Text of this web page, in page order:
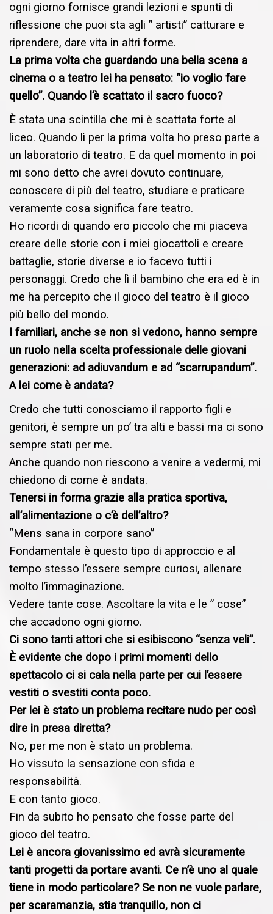
ogni giorno fornisce grandi lezioni e spunti di
riflessione che puoi sta agli ” artisti” catturare e
riprendere, dare vita in altri forme.
La prima volta che guardando una bella scena a
cinema o a teatro lei ha pensato: “io voglio fare
quello”. Quando l’è scattato il sacro fuoco?
È stata una scintilla che mi è scattata forte al
liceo. Quando lì per la prima volta ho preso parte a
un laboratorio di teatro. E da quel momento in poi
mi sono detto che avrei dovuto continuare,
conoscere di più del teatro, studiare e praticare
veramente cosa significa fare teatro.
Ho ricordi di quando ero piccolo che mi piaceva
creare delle storie con i miei giocattoli e creare
battaglie, storie diverse e io facevo tutti i
personaggi. Credo che lì il bambino che era ed è in
me ha percepito che il gioco del teatro è il gioco
più bello del mondo.
I familiari, anche se non si vedono, hanno sempre
un ruolo nella scelta professionale delle giovani
generazioni: ad adiuvandum e ad “scarrupandum”.
A lei come è andata?
Credo che tutti conosciamo il rapporto figli e
genitori, è sempre un po’ tra alti e bassi ma ci sono
sempre stati per me.
Anche quando non riescono a venire a vedermi, mi
chiedono di come è andata.
Tenersi in forma grazie alla pratica sportiva,
all’alimentazione o c’è dell’altro?
“Mens sana in corpore sano”
Fondamentale è questo tipo di approccio e al
tempo stesso l’essere sempre curiosi, allenare
molto l’immaginazione.
Vedere tante cose. Ascoltare la vita e le ” cose”
che accadono ogni giorno.
Ci sono tanti attori che si esibiscono “senza veli”.
È evidente che dopo i primi momenti dello
spettacolo ci si cala nella parte per cui l’essere
vestiti o svestiti conta poco.
Per lei è stato un problema recitare nudo per così
dire in presa diretta?
No, per me non è stato un problema.
Ho vissuto la sensazione con sfida e
responsabilità.
E con tanto gioco.
Fin da subito ho pensato che fosse parte del
gioco del teatro.
Lei è ancora giovanissimo ed avrà sicuramente
tanti progetti da portare avanti. Ce n’è uno al quale
tiene in modo particolare? Se non ne vuole parlare,
per scaramanzia, stia tranquillo, non ci